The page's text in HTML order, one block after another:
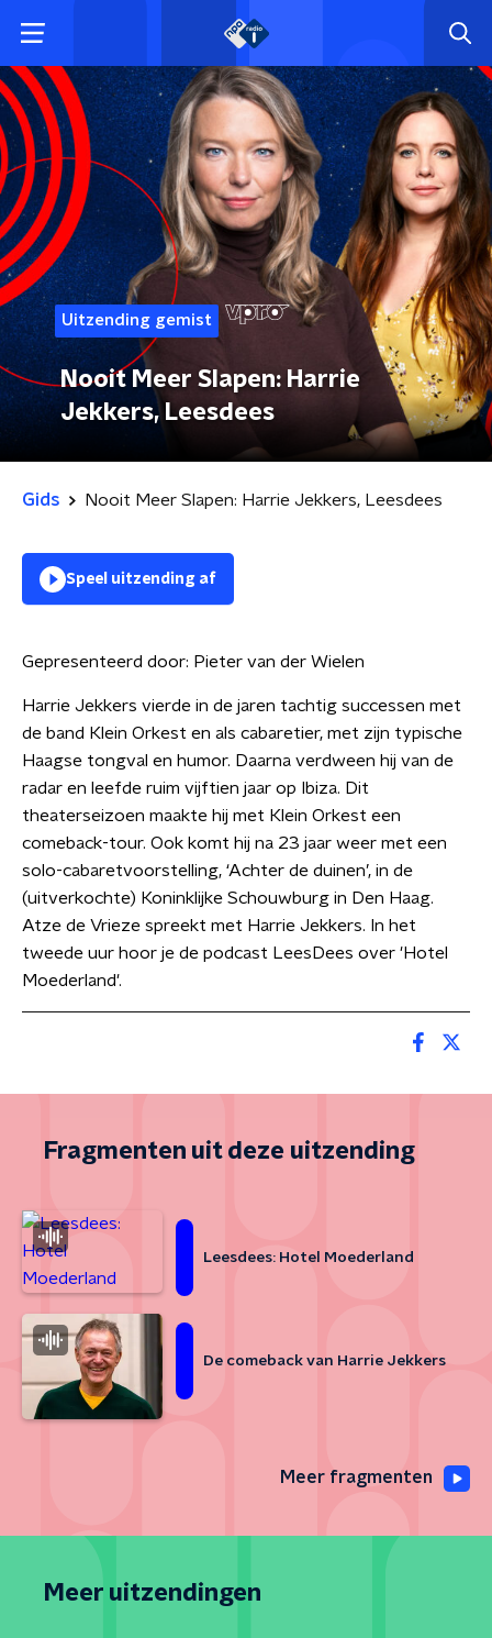
Uitzending gemist
Nooit Meer Slapen: Harrie
Jekkers, Leesdees
Gids Nooit Meer Slapen: Harrie Jekkers, Leesdees
Speel uitzending af
Gepresenteerd door: Pieter van der Wielen
Harrie Jekkers vierde in de jaren tachtig successen met
de band Klein Orkest en als cabaretier, met zijn typische
Haagse tongval en humor. Daarna verdween hij van de
radar en leefde ruim vijftien jaar op Ibiza. Dit
theaterseizoen maakte hij met Klein Orkest een
comeback-tour. Ook komt hij na 23 jaar weer met een
solo-cabaretvoorstelling, ‘Achter de duinen’, in de
(uitverkochte) Koninklijke Schouwburg in Den Haag.
Atze de Vrieze spreekt met Harrie Jekkers. In het
tweede uur hoor je de podcast LeesDees over 'Hotel
Moederland'.
Fragmenten uit deze uitzending
Leesdees: Hotel Moederland
De comeback van Harrie Jekkers
Meer fragmenten
Meer uitzendingen